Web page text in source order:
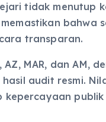
tidak menutup
bahwa
transparan.
MAR, dan AM,
audit resmi.